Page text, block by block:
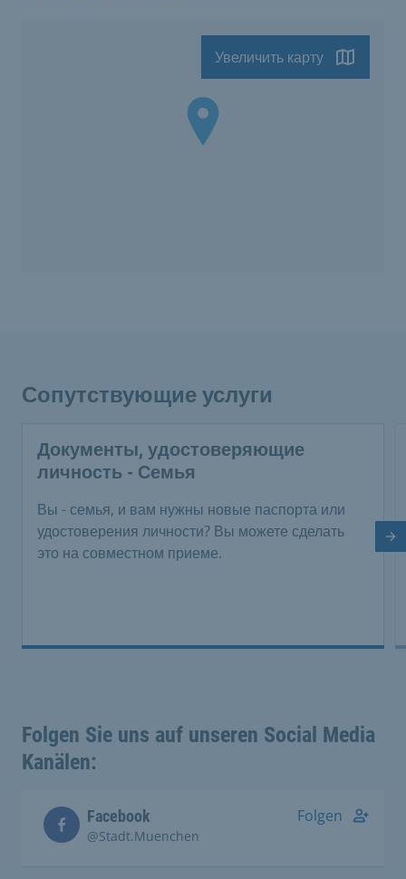
Увеличить карту
Сопутствующие услуги
Документы, удостоверяющие
личность - Семья
Вы - семья, и вам нужны новые паспорта или
удостоверения личности? Вы можете сделать
это на совместном приеме.
Folgen Sie uns auf unseren Social Media
Kanälen:
Facebook
@Stadt.Muenchen
Folgen